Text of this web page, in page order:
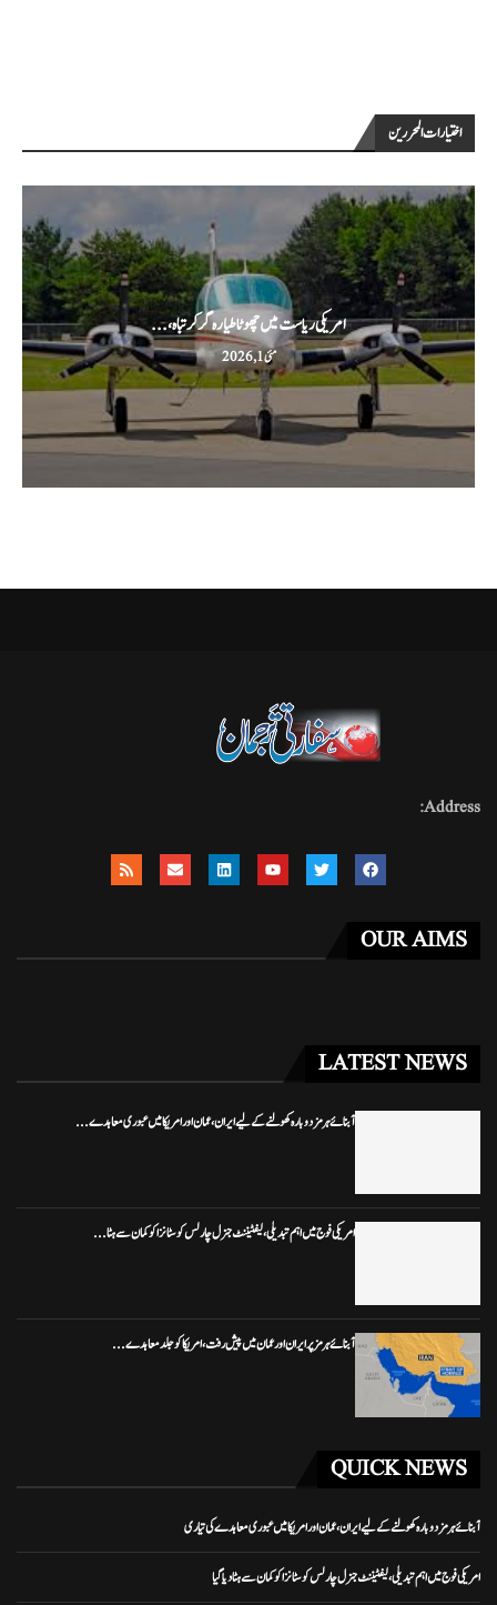
اختيارات المحررين
امریکی ریاست میں چھوٹا طیارہ گر کر تباہ،...
مئی 1, 2026
Address:
OUR AIMS
LATEST NEWS
آبنائے ہرمز دوبارہ کھولنے کے لیے ایران، عمان اور امریکا میں عبوری معاہدے...
امریکی فوج میں اہم تبدیلی، لیفٹیننٹ جنرل چارلس کوسٹانزا کو کمان سے ہٹا...
آبنائے ہرمز پر ایران اور عمان میں پیش رفت، امریکا کو جلد معاہدے...
QUICK NEWS
آبنائے ہرمز دوبارہ کھولنے کے لیے ایران، عمان اور امریکا میں عبوری معاہدے کی تیاری
امریکی فوج میں اہم تبدیلی، لیفٹیننٹ جنرل چارلس کوسٹانزا کو کمان سے ہٹا دیا گیا